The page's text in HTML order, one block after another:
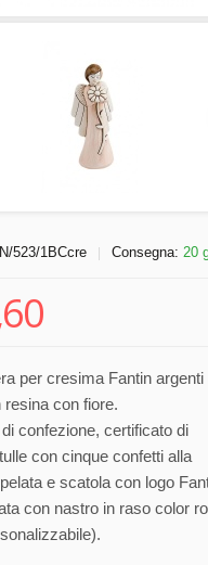
523/1BCcre Consegna: 20
per cresima Fantin argenti
resina con fiore.
confezione, certificato di
con cinque confetti alla
e scatola con logo
con nastro in raso color